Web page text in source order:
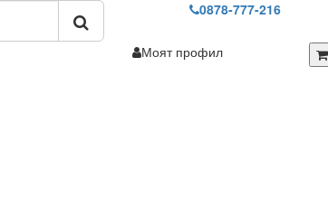
0878-777-216
Моят профил